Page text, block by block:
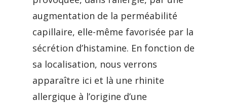
augmentation de la perméabilité
capillaire, elle-même favorisée par la
sécrétion d’histamine. En fonction de
sa localisation, nous verrons
apparaître ici et là une rhinite
allergique à l’origine d’une